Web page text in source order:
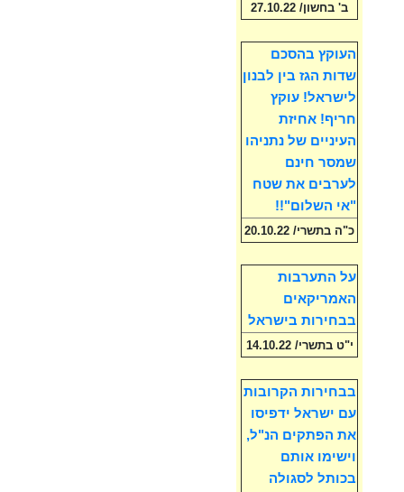
ב' בחשון/ 27.10.22
העוקץ בהסכם
שדות הגז בין לבנון
לישראל! עוקץ
חריף! אחיזת
העיניים של נתניהו
שמסר חינם
לערבים את שטח
"אי השלום"!!
כ"ה בתשרי/ 20.10.22
על התערבות
האמריקאים
בבחירות בישראל
י"ט בתשרי/ 14.10.22
בבחירות הקרובות
עם ישראל ידפיסו
את הפתקים הנ"ל,
וישימו אותם
בכותל לסגולה